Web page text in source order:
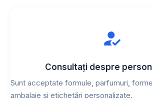
Consultați despre
Sunt acceptate formule, parfumuri,
ambalaje și etichetări personalizate.